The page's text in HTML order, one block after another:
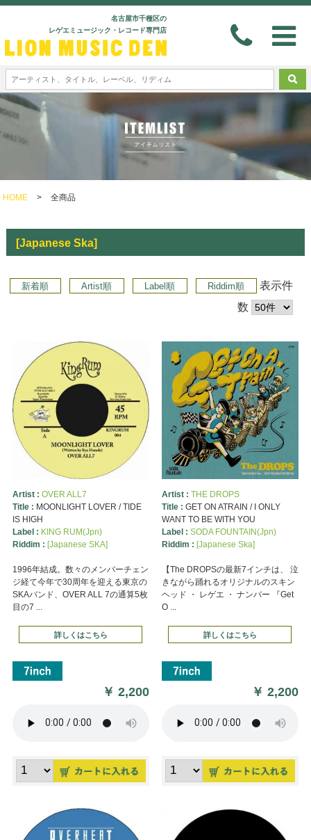
名古屋市千種区の
レゲエミュージック・レコード専門店
HOME > 全商品
[Japanese Ska]
新着順 Artist順 Label順 Riddim順
表示件
数
Artist : OVER ALL7
Title : MOONLIGHT LOVER / TIDE
IS HIGH
Label : KING RUM(Jpn)
Riddim : [Japanese SKA]
1996年結成。数々のメンバーチェン
ジ経て今年で30周年を迎える東京の
SKAバンド、OVER ALL 7の通算5枚
目の7 ...
詳しくはこちら
￥2,200
Artist : THE DROPS
Title : GET ON ATRAIN / I ONLY
WANT TO BE WITH YOU
Label : SODA FOUNTAIN(Jpn)
Riddim : [Japanese Ska]
【The DROPSの最新7インチは、 泣
きながら踊れるオリジナルのスキン
ヘッド ・ レゲエ ・ ナンバー 『Get
O ...
詳しくはこちら
￥2,200